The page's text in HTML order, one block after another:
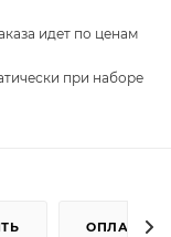
идет по ценам
при наборе
ОПЛАТА